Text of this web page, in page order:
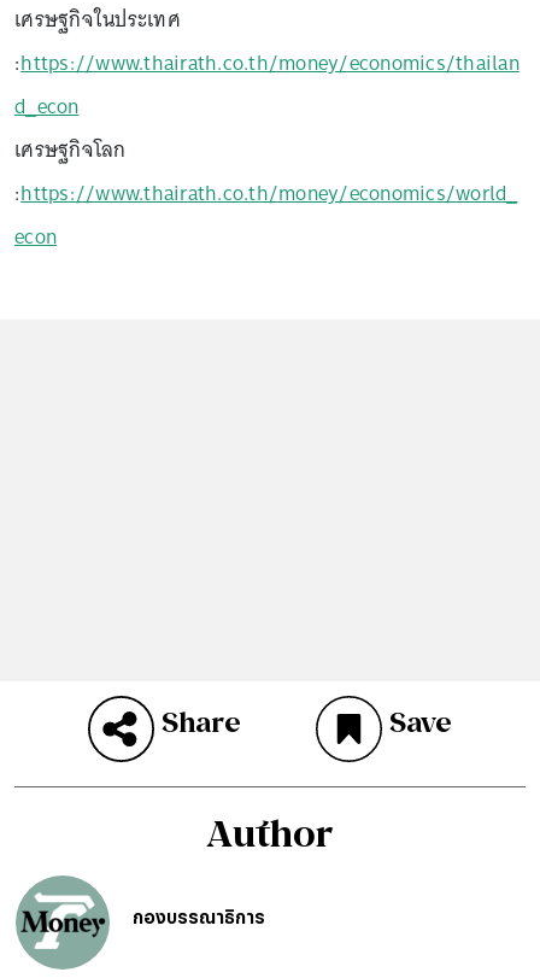
เศรษฐกิจในประเทศ
:https://www.thairath.co.th/money/economics/thailan
d_econ
เศรษฐกิจโลก
:https://www.thairath.co.th/money/economics/world_
econ
Share Save
Author
กองบรรณาธิการ